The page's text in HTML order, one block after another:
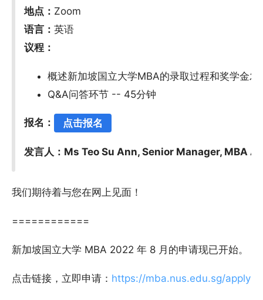
地点： Zoom
语言：英语
议程：
概述新加坡国立大学MBA的录取过程和奖学金
Q&A问答环节 -- 45分钟
报名： 点击报名
发言人：Ms Teo Su Ann, Senior Manager, MBA
我们期待着与您在网上见面！
============
新加坡国立大学 MBA 2022 年 8 月的申请现已开始。
点击链接，立即申请： https://mba.nus.edu.sg/apply-